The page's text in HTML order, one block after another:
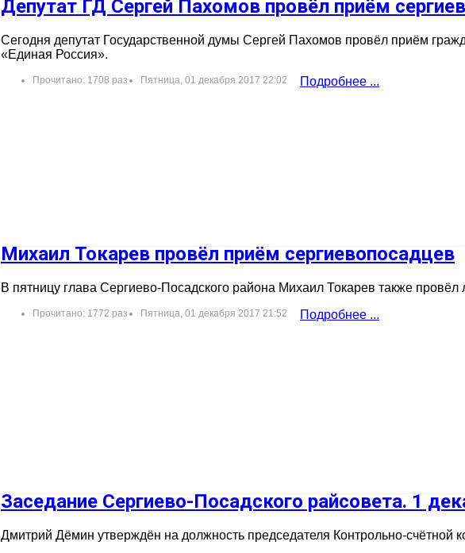
Депутат ГД Сергей Пахомов провёл приём
Сегодня депутат Государственной думы Сергей Пахомов провёл приём
«Единая Россия».
Прочитано: 1708 раз Пятница, 01 декабря 2017 22:02 Подробнее ...
Михаил Токарев провёл приём сергиевопосадцев
В пятницу глава Сергиево-Посадского района Михаил Токарев также
Прочитано: 1772 раз Пятница, 01 декабря 2017 21:52 Подробнее ...
Заседание Сергиево-Посадского райсовета. 1
Дмитрий Дёмин утверждён на должность председателя Контрольно-счётной